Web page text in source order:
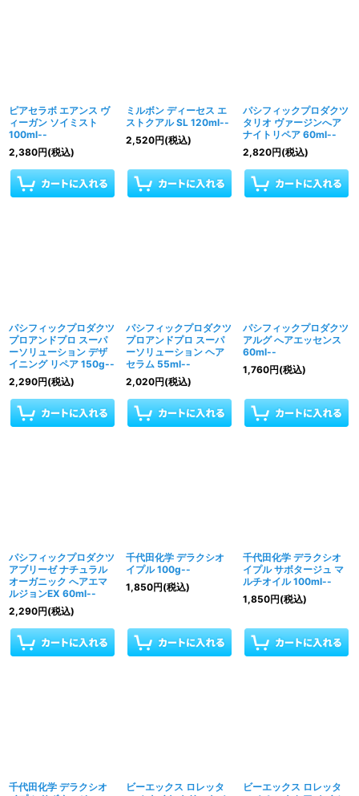
ピアセラボ エアンス ヴ
ィーガン ソイミスト
100ml--
2,380円(税込)
ミルボン ディーセス エ
ストクアル SL 120ml--
2,520円(税込)
パシフィックプロダクツ
タリオ ヴァージンへア
ナイトリペア 60ml--
2,820円(税込)
パシフィックプロダクツ
プロアンドプロ スーパ
ーソリューション デザ
イニング リペア 150g--
2,290円(税込)
パシフィックプロダクツ
プロアンドプロ スーパ
ーソリューション ヘア
セラム 55ml--
2,020円(税込)
パシフィックプロダクツ
アルグ へアエッセンス
60ml--
1,760円(税込)
パシフィックプロダクツ
アブリーゼ ナチュラル
オーガニック へアエマ
ルジョンEX 60ml--
2,290円(税込)
千代田化学 デラクシオ
イプル 100g--
1,850円(税込)
千代田化学 デラクシオ
イプル サボタージュ マ
ルチオイル 100ml--
1,850円(税込)
千代田化学 デラクシオ
ビーエックス ロレッタ
ビーエックス ロレッタ